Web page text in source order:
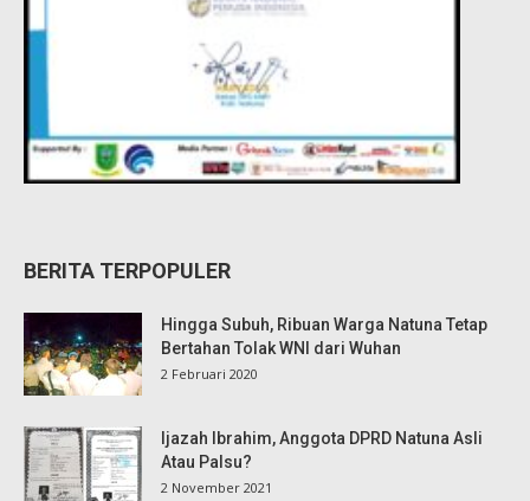
BERITA TERPOPULER
Hingga Subuh, Ribuan Warga Natuna Tetap
Bertahan Tolak WNI dari Wuhan
2 Februari 2020
Ijazah Ibrahim, Anggota DPRD Natuna Asli
Atau Palsu?
2 November 2021